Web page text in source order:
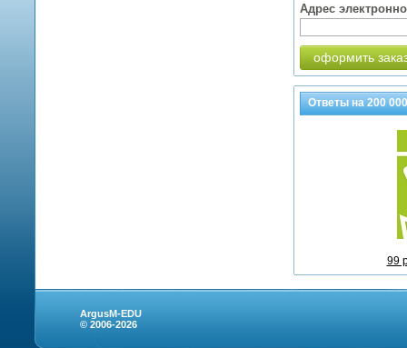
Адрес
оформить
Ответы на200 000
99
ArgusM-EDU
© 2006-2026